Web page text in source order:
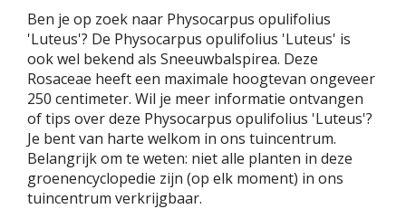
Ben je op zoek naar Physocarpus opulifolius
'Luteus'? De Physocarpus opulifolius 'Luteus' is
ook wel bekend als Sneeuwbalspirea. Deze
Rosaceae heeft een maximale hoogtevan ongeveer
250 centimeter. Wil je meer informatie ontvangen
of tips over deze Physocarpus opulifolius 'Luteus'?
Je bent van harte welkom in ons tuincentrum.
Belangrijk om te weten: niet alle planten in deze
groenencyclopedie zijn (op elk moment) in ons
tuincentrum verkrijgbaar.